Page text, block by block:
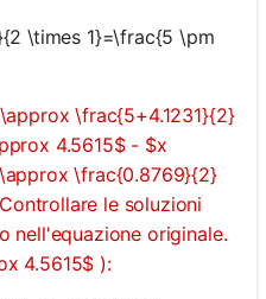
\times 1}=\frac{5 \pm
\frac{5+4.1231}{2}
4.5615$ - $x
\frac{0.8769}{2}
le soluzioni
nell'equazione originale.
4.5615$ ):